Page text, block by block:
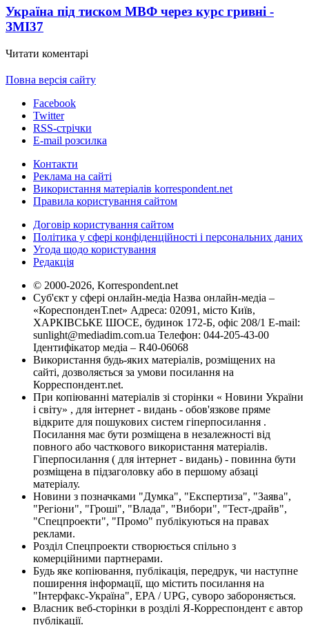
Україна під тиском МВФ через курс гривні -
ЗМІ37
Читати коментарі
Повна версія сайту
Facebook
Twitter
RSS-стрічки
E-mail розсилка
Контакти
Реклама на сайті
Використання матеріалів korrespondent.net
Правила користування сайтом
Договір користування сайтом
Політика у сфері конфіденційності і персональних даних
Угода щодо користування
Редакція
© 2000-2026, Korrespondent.net
Суб'єкт у сфері онлайн-медіа Назва онлайн-медіа –
«КореспонденТ.net» Адреса: 02091, місто Київ,
ХАРКІВСЬКЕ ШОСЕ, будинок 172-Б, офіс 208/1 E-mail:
sunlight@mediadim.com.ua Телефон: 044-205-43-00
Ідентифікатор медіа – R40-06068
Використання будь-яких матеріалів, розміщених на
сайті, дозволяється за умови посилання на
Корреспондент.net.
При копіюванні матеріалів зі сторінки « Новини України
і світу» , для інтернет - видань - обов'язкове пряме
відкрите для пошукових систем гіперпосилання .
Посилання має бути розміщена в незалежності від
повного або часткового використання матеріалів.
Гіперпосилання ( для інтернет - видань) - повинна бути
розміщена в підзаголовку або в першому абзаці
матеріалу.
Новини з позначками "Думка", "Експертиза", "Заява",
"Регіони", "Гроші", "Влада", "Вибори", "Тест-драйв",
"Спецпроекти", "Промо" публікуються на правах
реклами.
Розділ Спецпроекти створюється спільно з
комерційними партнерами.
Будь яке копіювання, публікація, передрук, чи наступне
поширення інформації, що містить посилання на
"Інтерфакс-Україна", EPA / UPG, суворо забороняється.
Власник веб-сторінки в розділі Я-Корреспондент є автор
публікації.